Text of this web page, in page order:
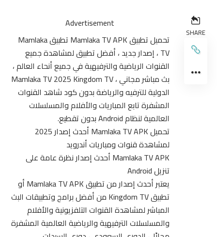
SHARE
Advertisement
تحميل تطبيق Mamlaka TV APK تطبيق Mamlaka
TV ، إصدار جديد ، أفضل تطبيق لمشاهدة جميع
القنوات الرياضية والترفيهية في جميع أنحاء العالم ،
بث مباشر مجاني ، Mamlaka TV 2025 Kingdom TV
الدولية للترفيه والرياضة بدون كود شاهد القنوات
المشفرة تابع المباريات والأفلام والمسلسلات
العالمية لنظام Android بدون تقطيع.
تحميل Mamlaka TV APK أحدث إصدار 2025
لمشاهدة قنوات ومباريات أندرويد
Mamlaka TV APK أحدث إصدار نظرة عامة على
تنزيل Android
يعتبر أحدث إصدار منتطبيق
Mamlaka TV APK أو
تطبيق Kingdom TV من أفضل برامج وتطبيقات البث
المباشر لمشاهدة القنوات التلفزيونية والأفلام
والمسلسلات الترفيهية والرياضية العالمية المشفرة